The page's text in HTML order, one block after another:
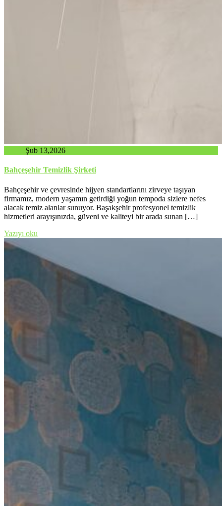
Şub 13,2026
Bahçeşehir Temizlik Şirketi
Bahçeşehir ve çevresinde hijyen standartlarını zirveye taşıyan
firmamız, modern yaşamın getirdiği yoğun tempoda sizlere nefes
alacak temiz alanlar sunuyor. Başakşehir profesyonel temizlik
hizmetleri arayışınızda, güveni ve kaliteyi bir arada sunan […]
Yazıyı oku